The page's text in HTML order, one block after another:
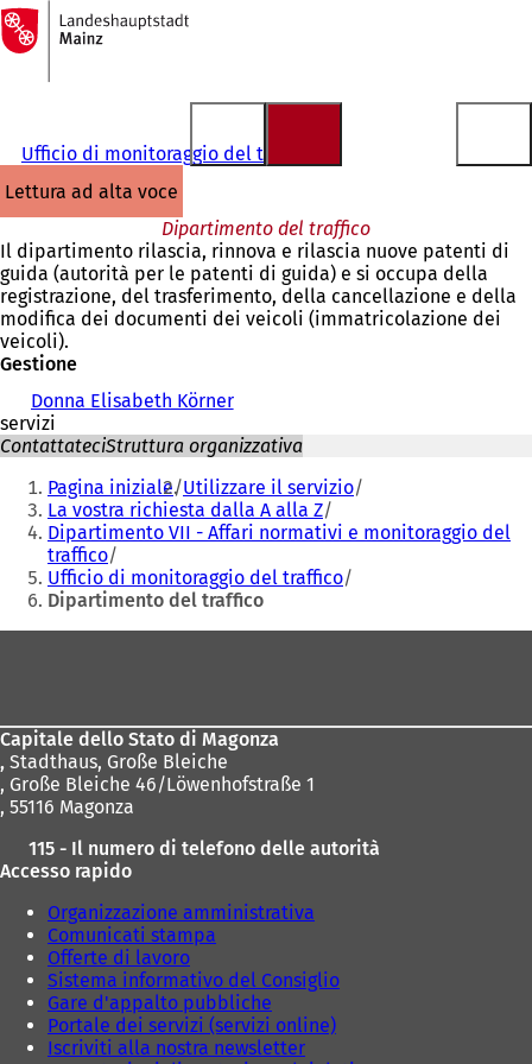
Vai al contenuto
Alla
pagina
iniziale
Ufficio di monitoraggio del traffico
lettura ad alta voce
Dipartimento del traffico
Il dipartimento rilascia, rinnova e rilascia nuove patenti di
guida (autorità per le patenti di guida) e si occupa della
registrazione, del trasferimento, della cancellazione e della
modifica dei documenti dei veicoli (immatricolazione dei
veicoli).
Gestione
Donna Elisabeth Körner
servizi
ContattateciStruttura organizzativa
Siete
qui:
Pagina iniziale Utilizzare il servizio
La vostra richiesta dalla A alla Z
Dipartimento VII - Affari normativi e monitoraggio del
traffico
Ufficio di monitoraggio del traffico
Dipartimento del traffico
Capitale dello Stato di Magonza
, Stadthaus, Große Bleiche
, Große Bleiche 46/Löwenhofstraße 1
, 55116 Magonza
115 - Il numero di telefono delle autorità
Accesso rapido
Organizzazione amministrativa
Comunicati stampa
Offerte di lavoro
Sistema informativo del Consiglio
Gare d'appalto pubbliche
Portale dei servizi (servizi online)
Iscriviti alla nostra newsletter